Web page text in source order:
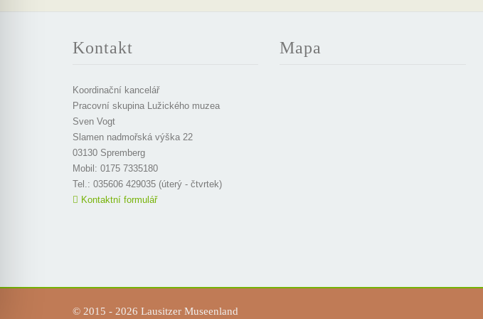
Kontakt
Koordinační kancelář
Pracovní skupina Lužického muzea
Sven Vogt
Slamen nadmořská výška 22
03130 Spremberg
Mobil: 0175 7335180
Tel.: 035606 429035 (úterý - čtvrtek)
Kontaktní formulář
Mapa
© 2015 - 2026 Lausitzer Museenland